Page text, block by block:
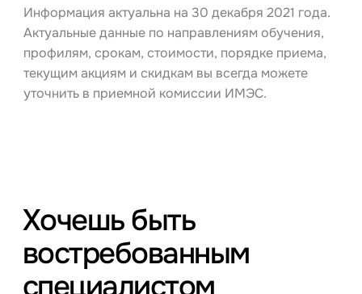
Информация актуальна на 30 декабря 2021 года.
Актуальные данные по направлениям обучения,
профилям, срокам, стоимости, порядке приема,
текущим акциям и скидкам вы всегда можете
уточнить в приемной комиссии ИМЭС.
Хочешь быть
востребованным